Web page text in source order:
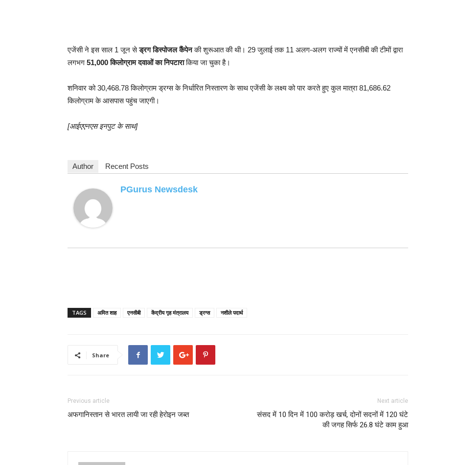
एजेंसी ने इस साल 1 जून सेड्रग डिस्पोजल कैंपेनकी शुरूआत की थी। 29 जुलाई तक 11 अलग-अलग राज्यों में एनसीबी की टीमों द्वारा
लगभग 51,000 किलोग्राम दवाओं का निपटाराकिया जा चुका है।
शनिवार को 30,468.78 किलोग्राम ड्रग्स के निर्धारित निस्तारण के साथ एजेंसी के लक्ष्य को पार करते हुए कुल मात्रा 81,686.62
किलोग्राम के आसपास पहुंच जाएगी।
[आईएएनएस इनपुट के साथ]
Author Recent Posts
PGurus Newsdesk
TAGS अमित शाह एनसीबी केंद्रीय गृह मंत्रालय ड्रग्स नशीले पदार्थ
Share
Previous article
अफगानिस्तान से भारत लायी जा रही हेरोइन जब्त
Next article
संसद में 10 दिन में 100 करोड़ खर्च, दोनों सदनों में 120 घंटे
की जगह सिर्फ 26.8 घंटे काम हुआ